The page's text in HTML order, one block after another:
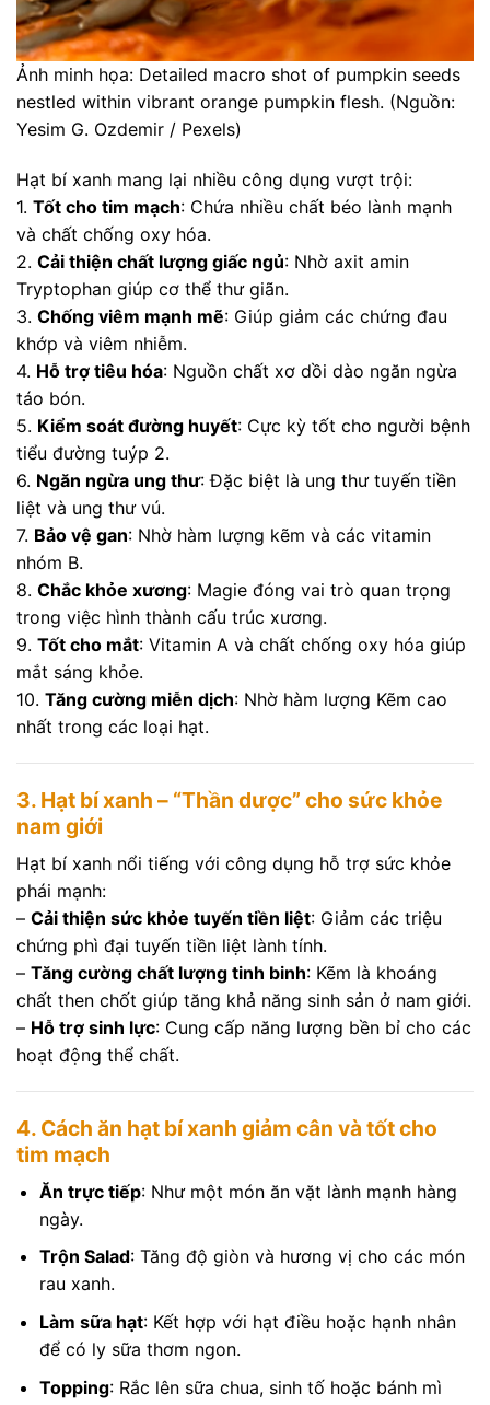
Ảnh minh họa: Detailed macro shot of pumpkin seeds
nestled within vibrant orange pumpkin flesh. (Nguồn:
Yesim G. Ozdemir / Pexels)
Hạt bí xanh mang lại nhiều công dụng vượt trội:
1. Tốt cho tim mạch: Chứa nhiều chất béo lành mạnh
và chất chống oxy hóa.
2. Cải thiện chất lượng giấc ngủ: Nhờ axit amin
Tryptophan giúp cơ thể thư giãn.
3. Chống viêm mạnh mẽ: Giúp giảm các chứng đau
khớp và viêm nhiễm.
4. Hỗ trợ tiêu hóa: Nguồn chất xơ dồi dào ngăn ngừa
táo bón.
5. Kiểm soát đường huyết: Cực kỳ tốt cho người bệnh
tiểu đường tuýp 2.
6. Ngăn ngừa ung thư: Đặc biệt là ung thư tuyến tiền
liệt và ung thư vú.
7. Bảo vệ gan: Nhờ hàm lượng kẽm và các vitamin
nhóm B.
8. Chắc khỏe xương: Magie đóng vai trò quan trọng
trong việc hình thành cấu trúc xương.
9. Tốt cho mắt: Vitamin A và chất chống oxy hóa giúp
mắt sáng khỏe.
10. Tăng cường miễn dịch: Nhờ hàm lượng Kẽm cao
nhất trong các loại hạt.
3. Hạt bí xanh – “Thần dược” cho sức khỏe
nam giới
Hạt bí xanh nổi tiếng với công dụng hỗ trợ sức khỏe
phái mạnh:
– Cải thiện sức khỏe tuyến tiền liệt: Giảm các triệu
chứng phì đại tuyến tiền liệt lành tính.
– Tăng cường chất lượng tinh binh: Kẽm là khoáng
chất then chốt giúp tăng khả năng sinh sản ở nam giới.
– Hỗ trợ sinh lực: Cung cấp năng lượng bền bỉ cho các
hoạt động thể chất.
4. Cách ăn hạt bí xanh giảm cân và tốt cho
tim mạch
Ăn trực tiếp: Như một món ăn vặt lành mạnh hàng
ngày.
Trộn Salad: Tăng độ giòn và hương vị cho các món
rau xanh.
Làm sữa hạt: Kết hợp với hạt điều hoặc hạnh nhân
để có ly sữa thơm ngon.
Topping: Rắc lên sữa chua, sinh tố hoặc bánh mì